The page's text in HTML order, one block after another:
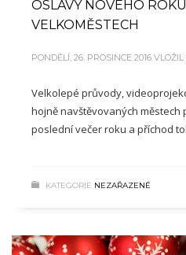
OSLAVY NOVÉHO
VELKOMĚSTECH
PONDĚLÍ, 26. PROSINCE 2016 VLOŽIL
Velkolepé průvody,
hojně navštěvovaných
poslední večer roku a příchod
KATEGORIE NEZAŘAZENÉ